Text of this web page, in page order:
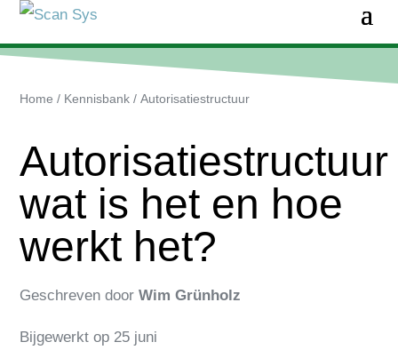
Home / Kennisbank /Autorisatiestructuur
Autorisatiestructuur
wat is het en hoe
werkt het?
Geschreven doorWim Grünholz
Bijgewerkt op 25 juni